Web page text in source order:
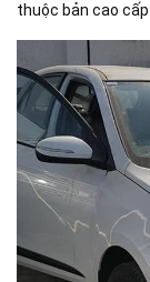
thuộc bản cao